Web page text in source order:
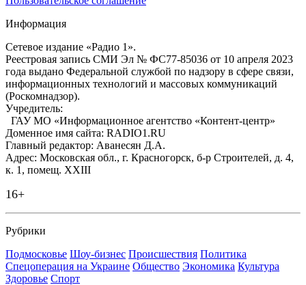
Информация
Сетевое издание «Радио 1».
Реестровая запись СМИ Эл № ФС77-85036 от 10 апреля 2023
года выдано Федеральной службой по надзору в сфере связи,
информационных технологий и массовых коммуникаций
(Роскомнадзор).
Учредитель:
ГАУ МО «Информационное агентство «Контент-центр»
Доменное имя сайта: RADIO1.RU
Главный редактор: Аванесян Д.А.
Адрес: Московская обл., г. Красногорск, б-р Строителей, д. 4,
к. 1, помещ. XXIII
16+
Рубрики
Подмосковье Шоу-бизнес Происшествия Политика
Спецоперация на Украине Общество Экономика Культура
Здоровье Спорт